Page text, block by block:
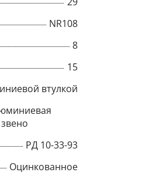
NR108
8
15
втулкой
РД 10-33-93
Оцинкованное
Popup
Title